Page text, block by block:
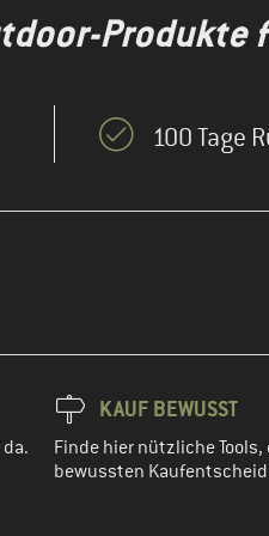
Produkte
100 Tage
KAUF BEWUSST
Finde hier nützliche
bewussten